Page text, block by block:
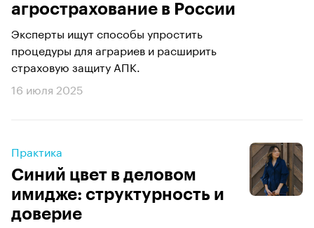
агрострахование в России
Эксперты ищут способы упростить
процедуры для аграриев и расширить
страховую защиту АПК.
16 июля 2025
Практика
Синий цвет в деловом
имидже: структурность и
доверие